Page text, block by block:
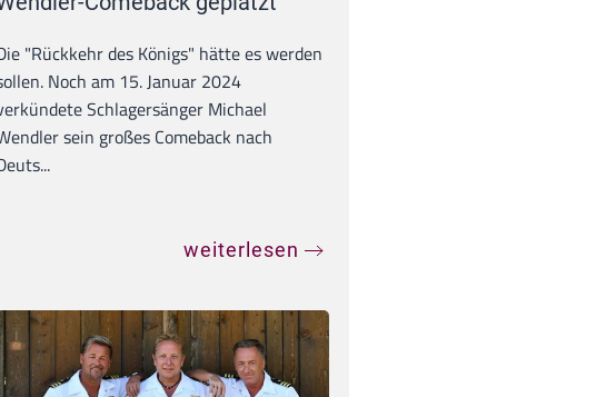
"Rückkehr des Königs" hätte es werden
Noch am 15. Januar 2024
Schlagersänger Michael
sein großes Comeback nach
weiterlesen